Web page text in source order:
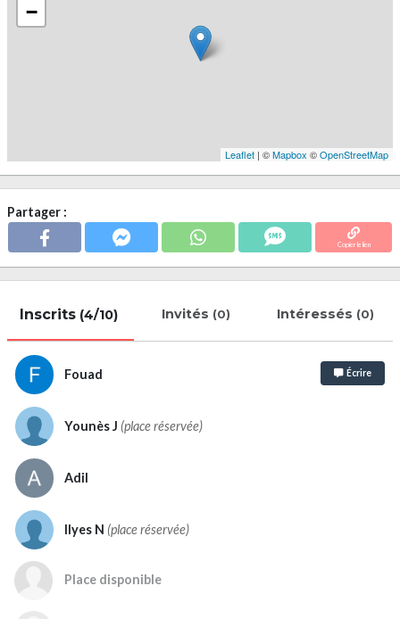
−
Leaflet | ©Mapbox ©OpenStreetMap
Partager :
Copier le lien
Inscrits (4/10) Invités (0) Intéressés (0)
Fouad Écrire
Younès J (place réservée)
Adil
Ilyes N (place réservée)
Place disponible